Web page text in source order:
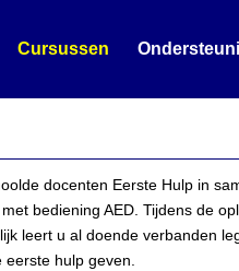
Cursussen
docenten Eerste Hulp in
bediening AED. Tijdens de
leert u al doende verbanden
hulp geven.